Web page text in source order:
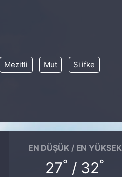
Mezitli Mut Silifke
EN DÜŞÜK / EN YÜKSEK
27° / 32°